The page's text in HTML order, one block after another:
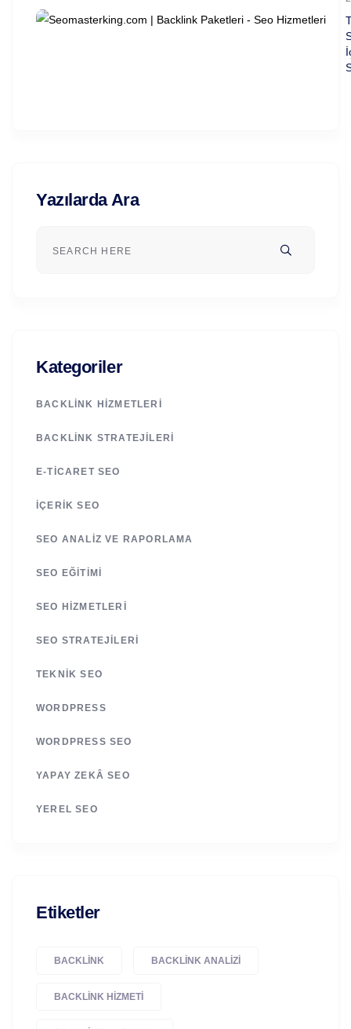
Yazılarda Ara
Kategoriler
BACKLINK HIZMETLERI
BACKLINK STRATEJILERI
E-TICARET SEO
İÇERIK SEO
SEO ANALIZ VE RAPORLAMA
SEO EĞITIMI
SEO HIZMETLERI
SEO STRATEJILERI
TEKNIK SEO
WORDPRESS
WORDPRESS SEO
YAPAY ZEKÂ SEO
YEREL SEO
Etiketler
BACKLINK BACKLINK ANALIZI
BACKLINK HIZMETI